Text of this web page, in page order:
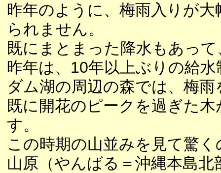
昨年のように、梅雨入りが
られません。
既にまとまった降水もあっ
昨年は、10年以上ぶりの給
ダム湖の周辺の森では、梅
既に開花のピークを過ぎた
す。
この時期の山並みを見て驚
山原（やんばる＝沖縄本島